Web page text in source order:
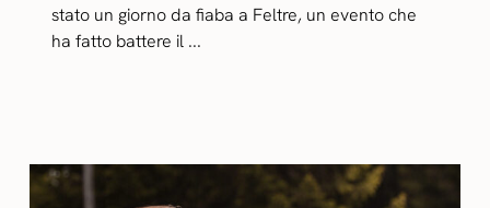
stato un giorno da fiaba a Feltre, un evento che
ha fatto battere il ...